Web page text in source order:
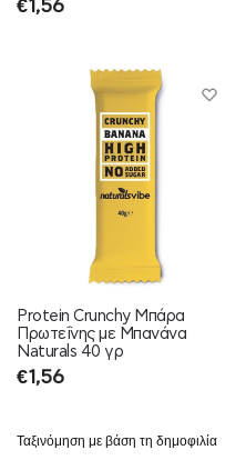
€1,56
Protein Crunchy Μπάρα
Πρωτεΐνης με Μπανάνα
Naturals 40 γρ
€1,56